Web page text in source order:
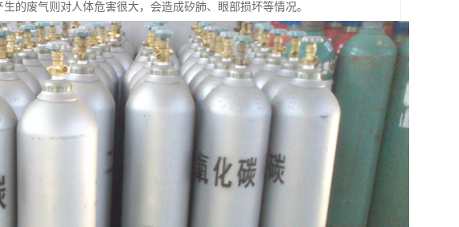
的废气则对人体危害很大，会造成矽肺、眼部损坏等情况。